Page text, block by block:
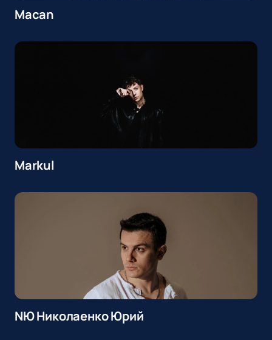
Macan
Markul
NЮ Николаенко Юрий